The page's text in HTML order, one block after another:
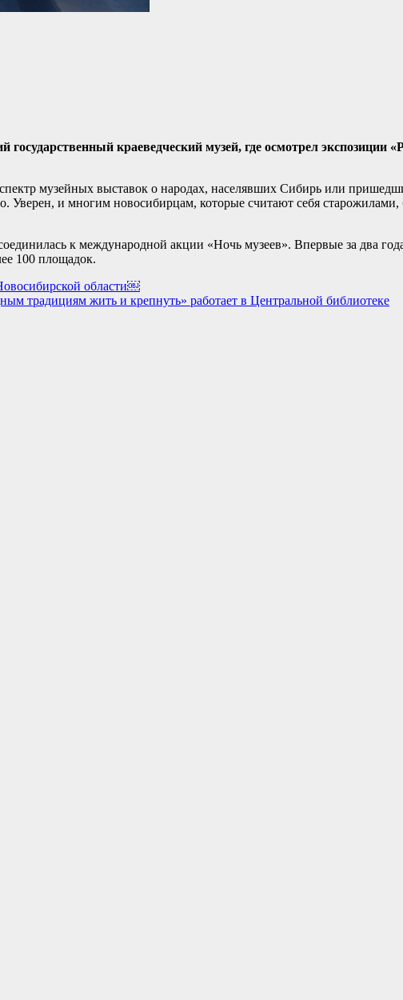
краеведческий музей, где осмотрел экспозиции
музейных выставок о народах, населявших Сибирь или
Уверен, и многим новосибирцам, которые считают себя старожилами,
к международной акции «Ночь музеев». Впервые за два
100 площадок.
области￼
традициям жить и крепнуть» работает в Центральной библиотеке